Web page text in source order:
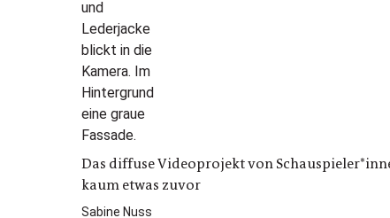
Das diffuse Videoprojekt von
kaum etwas zuvor
Sabine Nuss